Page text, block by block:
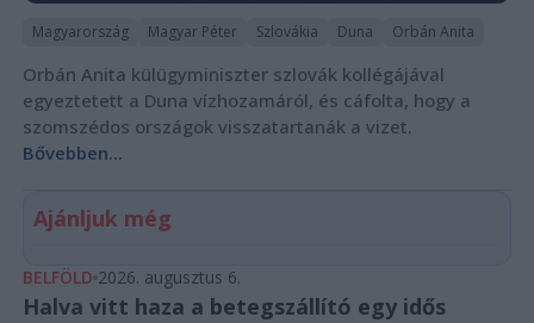
Magyarország Magyar Péter Szlovákia Duna Orbán Anita
Orbán Anita külügyminiszter szlovák kollégájával
egyeztetett a Duna vízhozamáról, és cáfolta, hogy a
szomszédos országok visszatartanák a vizet.
Bővebben...
Ajánljuk még
BELFÖLD 2026. augusztus 6.
Halva vitt haza a betegszállító egy idős